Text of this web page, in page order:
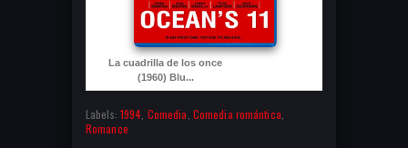
La cuadrilla de los once
(1960) Blu...
Labels: 1994 Comedia Comedia romántica
Romance